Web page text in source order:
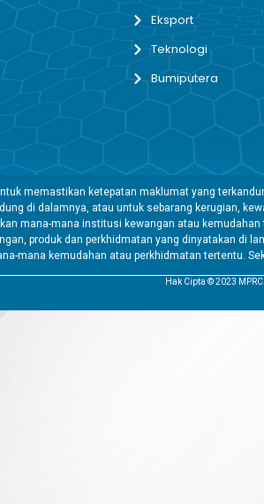
Eksport
Teknologi
Bumiputera
memastikan ketepatan maklumat yang
di dalamnya, atau untuk sebarang kerugian,
mana-mana institusi kewangan atau
produk dan perkhidmatan yang dinyatakan di
mana kemudahan atau perkhidmatan tertentu.
Hak Cipta © 2023